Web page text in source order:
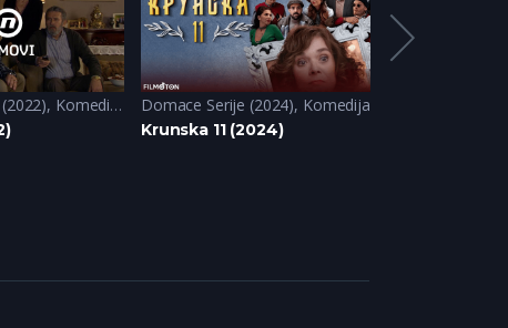
, Komedija Krimi
Domace Serije (2024), Komedija
Krunska 11 (2024)